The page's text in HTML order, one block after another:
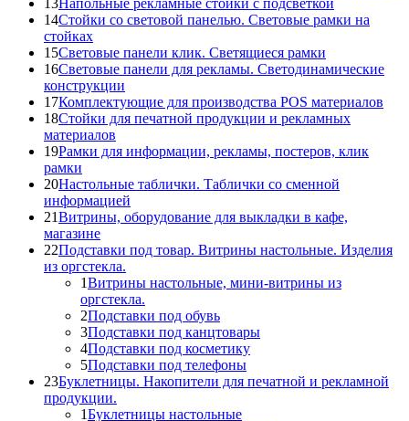
14Стойки со световой панелью. Световые рамки на
стойках
15Световые панели клик. Светящиеся рамки
16Световые панели для рекламы. Светодинамические
конструкции
17Комплектующие для производства POS материалов
18Стойки для печатной продукции и рекламных
материалов
19Рамки для информации, рекламы, постеров, клик
рамки
20Настольные таблички. Таблички со сменной
информацией
21Витрины, оборудование для выкладки в кафе,
магазине
22Подставки под товар. Витрины настольные. Изделия
из оргстекла.
1Витрины настольные, мини-витрины из
оргстекла.
2Подставки под обувь
3Подставки под канцтовары
4Подставки под косметику
5Подставки под телефоны
23Буклетницы. Накопители для печатной и рекламной
продукции.
1Буклетницы настольные